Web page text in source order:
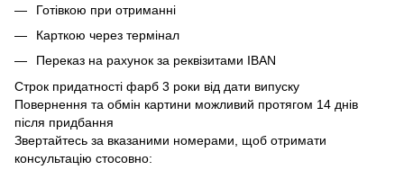
Готівкою при отриманні
Карткою через термінал
Переказ на рахунок за реквізитами IBAN
Строк придатності фарб 3 роки від дати випуску
Повернення та обмін картини можливий протягом 14 днів
після придбання
Звертайтесь за вказаними номерами, щоб отримати
консультацію стосовно: